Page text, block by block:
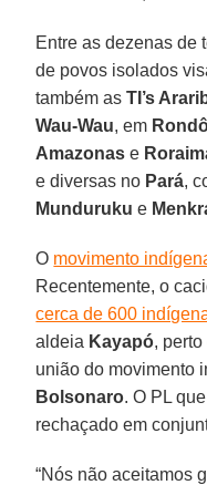
Entre as dezenas de
de povos isolados
também asTI’s
Wau-Wau, em
Amazonas e
e diversas no Pará,
Munduruku e
O movimento
Recentemente, o
cerca de 600
aldeia Kayapó, perto
união do movimento
Bolsonaro. O PL
rechaçado em
“Nós não aceitamos